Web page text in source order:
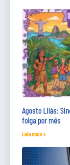
Agosto Lilás:
folga por mês
Leia mais »